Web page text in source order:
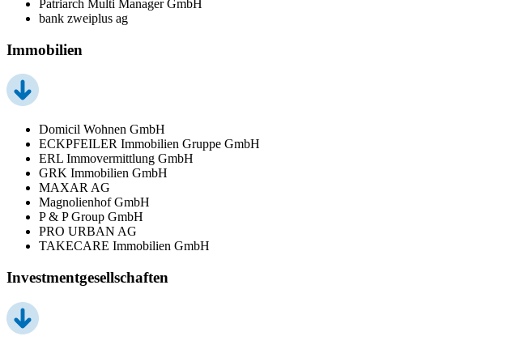
Patriarch Multi Manager GmbH
bank zweiplus ag
Immobilien
Domicil Wohnen GmbH
ECKPFEILER Immobilien Gruppe GmbH
ERL Immovermittlung GmbH
GRK Immobilien GmbH
MAXAR AG
Magnolienhof GmbH
P & P Group GmbH
PRO URBAN AG
TAKECARE Immobilien GmbH
Investmentgesellschaften